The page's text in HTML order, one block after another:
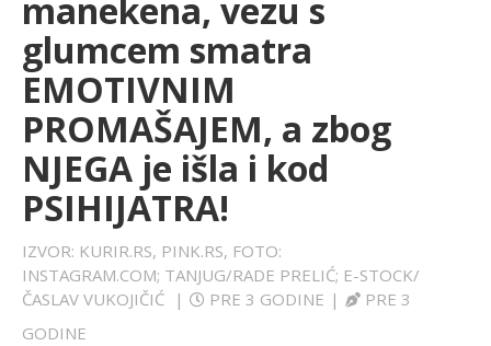
SPORT
LIFESTYLE
EXTRA
manekena, vezu s
glumcem smatra
EMOTIVNIM
PROMAŠAJEM, a zbog
NJEGA je išla i kod
PSIHIJATRA!
IZVOR: KURIR.RS, PINK.RS, FOTO:
INSTAGRAM.COM; TANJUG/RADE PRELIĆ; E-STOCK/
ČASLAV VUKOJIČIĆ
| PRE 3 GODINE |
PRE 3
GODINE